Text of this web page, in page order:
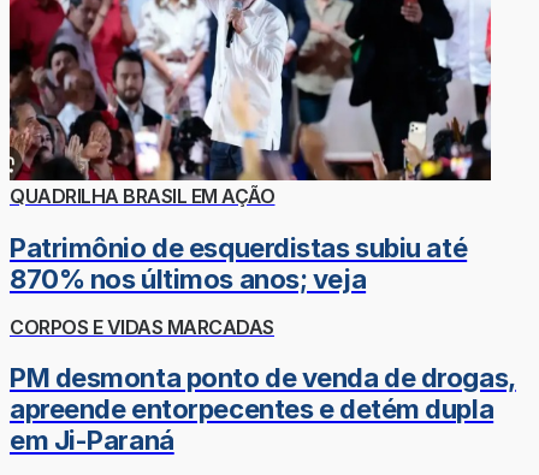
QUADRILHA BRASIL EM AÇÃO
Patrimônio de esquerdistas subiu até
870% nos últimos anos; veja
CORPOS E VIDAS MARCADAS
PM desmonta ponto de venda de drogas,
apreende entorpecentes e detém dupla
em Ji-Paraná